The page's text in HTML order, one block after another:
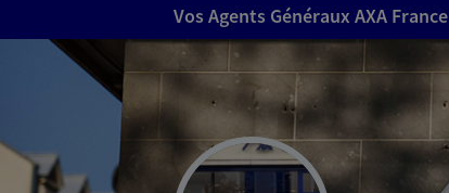
Vos Agents Généraux AXA France